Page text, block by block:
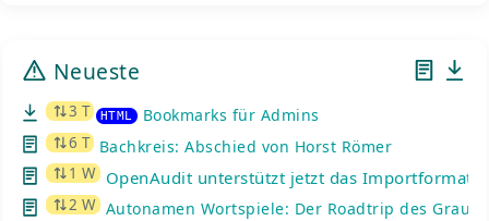
Neueste
3 T HTML Bookmarks für Admins
6 T Bachkreis: Abschied von Horst Römer
1 W OpenAudit unterstützt jetzt das Importformat
2 W Autonamen Wortspiele: Der Roadtrip des